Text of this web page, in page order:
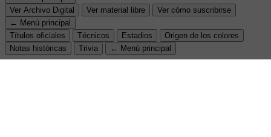
Ver Archivo Digital
Ver material libre
Ver cómo suscribirse
← Menú principal
Títulos oficiales
Técnicos Estadios
Origen de los colores
Notas históricas
Trivia ← Menú principal